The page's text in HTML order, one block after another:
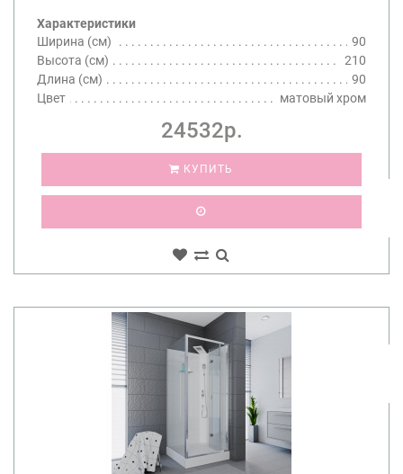
Характеристики
Ширина (см)
90
Высота (см)
210
Длина (см)
90
Цвет
матовый хром
24532р.
КУПИТЬ